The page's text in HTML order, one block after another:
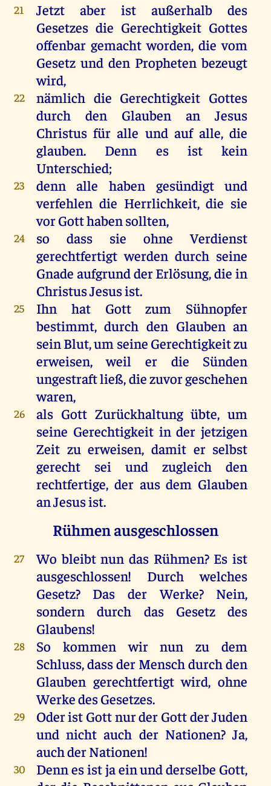
21 Jetzt aber ist außerhalb
des
Gesetzes die Gerechtigkeit Gottes
offenbar gemacht worden,die vom
Gesetz und den Propheten bezeugt
wird,
22 nämlich die Gerechtigkeit Gottes
durch
den Glauben an
Jesus
Christus für alle und auf alle,die
glauben. Denn es ist
kein
Unterschied;
23 denn alle haben gesündigt
und
verfehlen die Herrlichkeit,die sie
vorGotthabensollten,
24 so dass sie ohne
Verdienst
gerechtfertigt werden durch seine
Gnade aufgrundderErlösung,die in
ChristusJesusist.
25 Ihn hat Gott zum Sühnopfer
bestimmt,durch den Glauben an
seinBlut,um seine Gerechtigkeitzu
erweisen,weil er die
Sünden
ungestraftließ,diezuvorgeschehen
waren,
26 als GottZurückhaltung übte,um
seine Gerechtigkeit in der jetzigen
Zeit zuerweisen, damit er selbst
gerecht
sei und zugleich
den
rechtfertige, der aus dem Glauben
anJesusist.
Rühmen ausgeschlossen
27 Wo bleibt nun das Rühmen? Es ist
ausgeschlossen! Durch
welches
Gesetz? Das der Werke? Nein,
sondern
durch das Gesetz
des
Glaubens!
28 So kommen wir nun zu
dem
Schluss, dassder Menschdurchden
Glauben gerechtfertigt wird,ohne
WerkedesGesetzes.
29 Oderist Gottnurder GottderJuden
und nicht auch derNationen?Ja,
auchderNationen!
30 Dennesistjaeinundderselbe Gott,